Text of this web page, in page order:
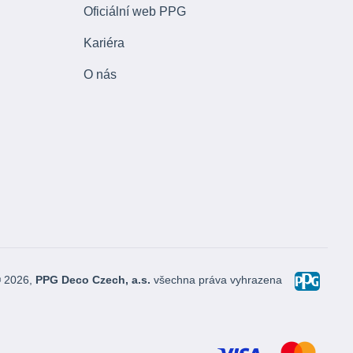
Oficiální web PPG
Kariéra
O nás
PPG Deco Czech, a.s. všechna práva vyhrazena